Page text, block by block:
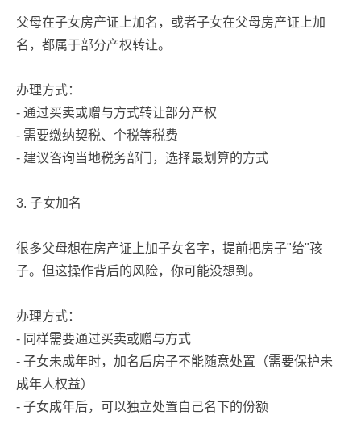
父母在子女房产证上加名，或者子女在父母房产证上加
名，都属于部分产权转让。
办理方式：
- 通过买卖或赠与方式转让部分产权
- 需要缴纳契税、个税等税费
- 建议咨询当地税务部门，选择最划算的方式
3. 子女加名
很多父母想在房产证上加子女名字，提前把房子"给"孩
子。但这操作背后的风险，你可能没想到。
办理方式：
- 同样需要通过买卖或赠与方式
- 子女未成年时，加名后房子不能随意处置（需要保护未
成年人权益）
- 子女成年后，可以独立处置自己名下的份额